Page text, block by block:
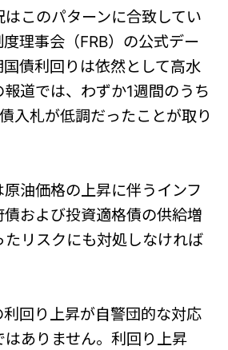
このパターンに合致してい
理事会（FRB）の公式デー
債利回りは依然として高水
道では、わずか1週間のうち
入札が低調だったことが取り
油価格の上昇に伴うインフ
債および投資適格債の供給増
リスクにも対処しなければ
利回り上昇が自警団的な対応
はありません。利回り上昇